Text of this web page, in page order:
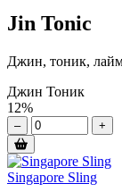
Jin Tonic
Джин, тоник,
Джин Тоник
12%
– +
Singapore Sling